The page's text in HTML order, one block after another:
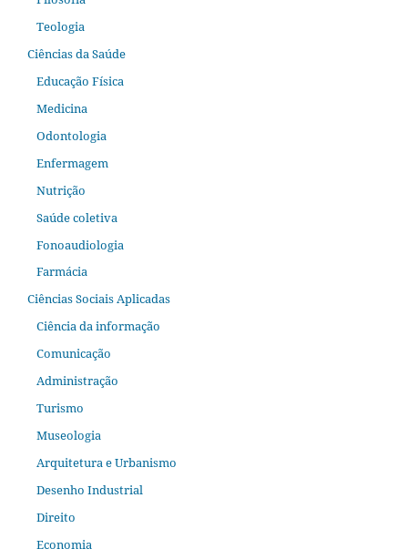
Teologia
Ciências da Saúde
Educação Física
Medicina
Odontologia
Enfermagem
Nutrição
Saúde coletiva
Fonoaudiologia
Farmácia
Ciências Sociais Aplicadas
Ciência da informação
Comunicação
Administração
Turismo
Museologia
Arquitetura e Urbanismo
Desenho Industrial
Direito
Economia